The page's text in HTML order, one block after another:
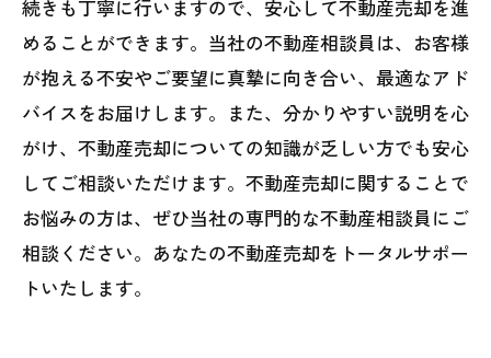
続きも丁寧に行いますので、安心して不動産売却を進
めることができます。当社の不動産相談員は、お客様
が抱える不安やご要望に真摯に向き合い、最適なアド
バイスをお届けします。また、分かりやすい説明を心
がけ、不動産売却についての知識が乏しい方でも安心
してご相談いただけます。不動産売却に関することで
お悩みの方は、ぜひ当社の専門的な不動産相談員にご
相談ください。あなたの不動産売却をトータルサポー
トいたします。